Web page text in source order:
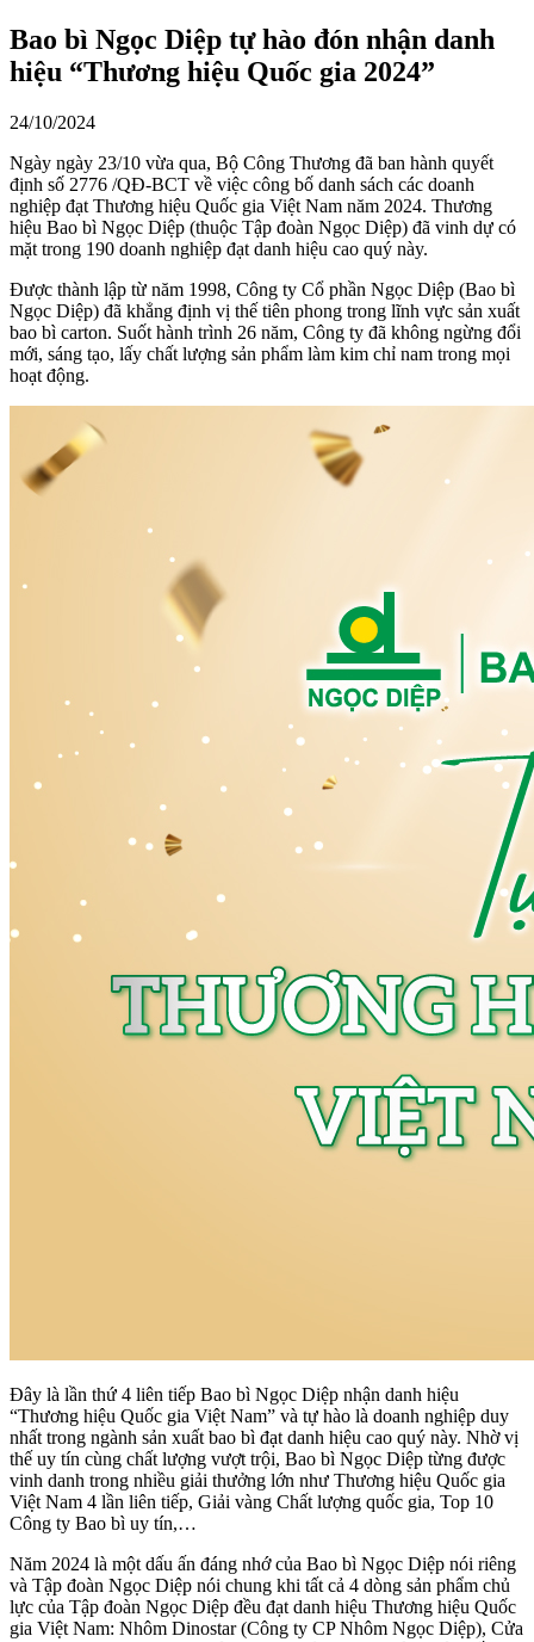
Bao bì Ngọc Diệp tự hào đón nhận danh
hiệu “Thương hiệu Quốc gia 2024”
24/10/2024
Ngày ngày 23/10 vừa qua, Bộ Công Thương đã ban hành quyết
định số 2776 /QĐ-BCT về việc công bố danh sách các doanh
nghiệp đạt Thương hiệu Quốc gia Việt Nam năm 2024. Thương
hiệu Bao bì Ngọc Diệp (thuộc Tập đoàn Ngọc Diệp) đã vinh dự có
mặt trong 190 doanh nghiệp đạt danh hiệu cao quý này.
Được thành lập từ năm 1998, Công ty Cổ phần Ngọc Diệp (Bao bì
Ngọc Diệp) đã khẳng định vị thế tiên phong trong lĩnh vực sản xuất
bao bì carton. Suốt hành trình 26 năm, Công ty đã không ngừng đổi
mới, sáng tạo, lấy chất lượng sản phẩm làm kim chỉ nam trong mọi
hoạt động.
Đây là lần thứ 4 liên tiếp Bao bì Ngọc Diệp nhận danh hiệu
“Thương hiệu Quốc gia Việt Nam” và tự hào là doanh nghiệp duy
nhất trong ngành sản xuất bao bì đạt danh hiệu cao quý này. Nhờ vị
thế uy tín cùng chất lượng vượt trội, Bao bì Ngọc Diệp từng được
vinh danh trong nhiều giải thưởng lớn như Thương hiệu Quốc gia
Việt Nam 4 lần liên tiếp, Giải vàng Chất lượng quốc gia, Top 10
Công ty Bao bì uy tín,…
Năm 2024 là một dấu ấn đáng nhớ của Bao bì Ngọc Diệp nói riêng
và Tập đoàn Ngọc Diệp nói chung khi tất cả 4 dòng sản phẩm chủ
lực của Tập đoàn Ngọc Diệp đều đạt danh hiệu Thương hiệu Quốc
gia Việt Nam: Nhôm Dinostar (Công ty CP Nhôm Ngọc Diệp), Cửa